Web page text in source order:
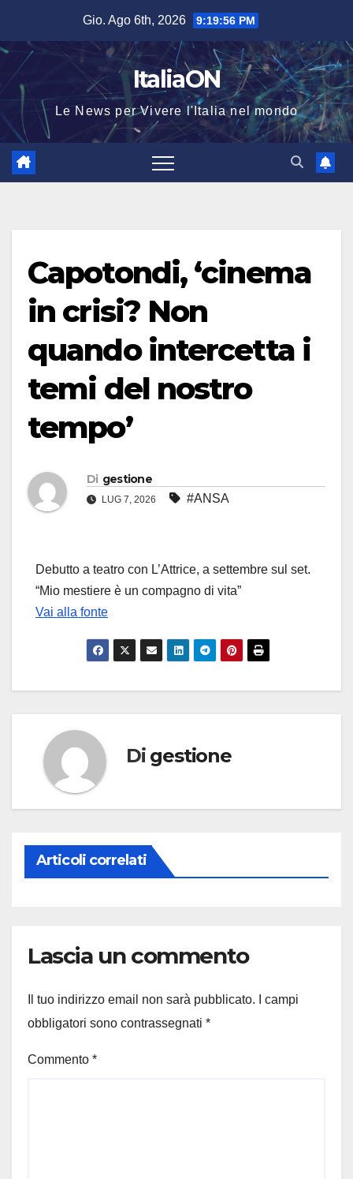
contenuto
Gio. Ago 6th, 2026 9:19:56 PM
ItaliaON
Le News per Vivere l'Italia nel mondo
Capotondi, ‘cinema
in crisi? Non
quando intercetta i
temi del nostro
tempo’
Di gestione
LUG 7, 2026 #ANSA
Debutto a teatro con L’Attrice, a settembre sul set.
“Mio mestiere è un compagno di vita”
Vai alla fonte
Di gestione
Articoli correlati
Lascia un commento
Il tuo indirizzo email non sarà pubblicato.
I campi
obbligatori sono contrassegnati *
Commento *